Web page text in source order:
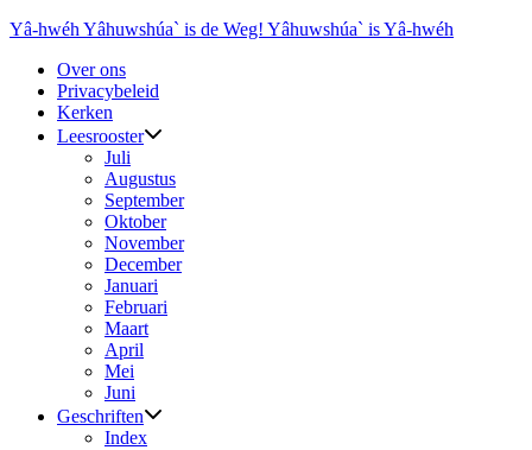
Ga
inhoud
Yâ-hwéh Yâhuwshúa` is de Weg! Yâhuwshúa` is Yâ-hwéh
Over ons
Privacybeleid
Kerken
Leesrooster
Juli
Augustus
September
Oktober
November
December
Januari
Februari
Maart
April
Mei
Juni
Geschriften
Index